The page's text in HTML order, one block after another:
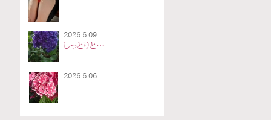
2026.6.09
しっとりと…
2026.6.06